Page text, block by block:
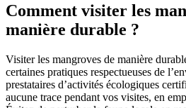
Comment visiter les
manière durable ?
Visiter les mangroves de manière
certaines pratiques respectueuses de
prestataires d’activités écologiques
aucune trace pendant vos visites, en